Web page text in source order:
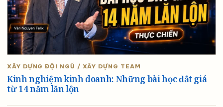
XÂY DỰNG ĐỘI NGŨ / XÂY DỰNG TEAM
Kinh nghiệm kinh doanh: Những bài học đắt giá
từ 14 năm lăn lộn